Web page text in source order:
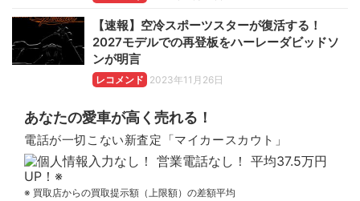
【速報】空冷スポーツスターが復活する！
2027モデルでの再登板をハーレーダビッドソ
ンが明言
レコメンド 2023年11月26日
あなたの愛車が高く売れる！
電話が一切こない新査定「マイカースカウト」
※ 買取店からの買取提示額（上限額）の差額平均